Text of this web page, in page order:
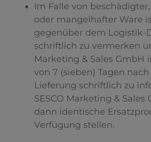
Im Falle von
oder mangelhafter Ware
gegenüber dem Logistik-
schriftlich zu vermerken
Marketing & Sales GmbH
von 7 (sieben) Tagen
Lieferung schriftlich zu
SESCO Marketing & Sales
dann identische
Verfügung stellen.